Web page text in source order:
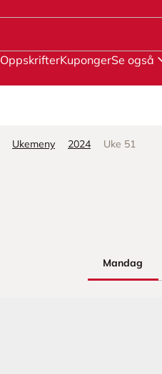
OppskrifterKupongerSe også
Ukemeny 2024 Uke 51
Mandag